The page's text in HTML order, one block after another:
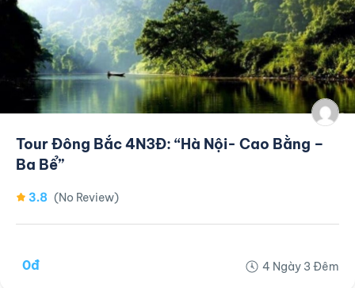
Tour Đông Bắc 4N3Đ: “Hà Nội- Cao Bằng –
Ba Bể”
3.8 (No Review)
0đ 4 Ngày 3 Đêm